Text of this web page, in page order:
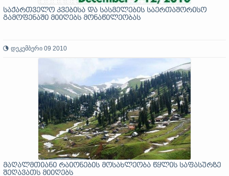
საქართველო კვებისა და სასმელების საერთაშორისო
გამოფენაში მიიღებს მონაწილეობას
დეკემბერი 09 2010
მაღალმთიანი რაიონების მოსახლეობა წყლის საფასურზე
შეღავათს მიიღებს